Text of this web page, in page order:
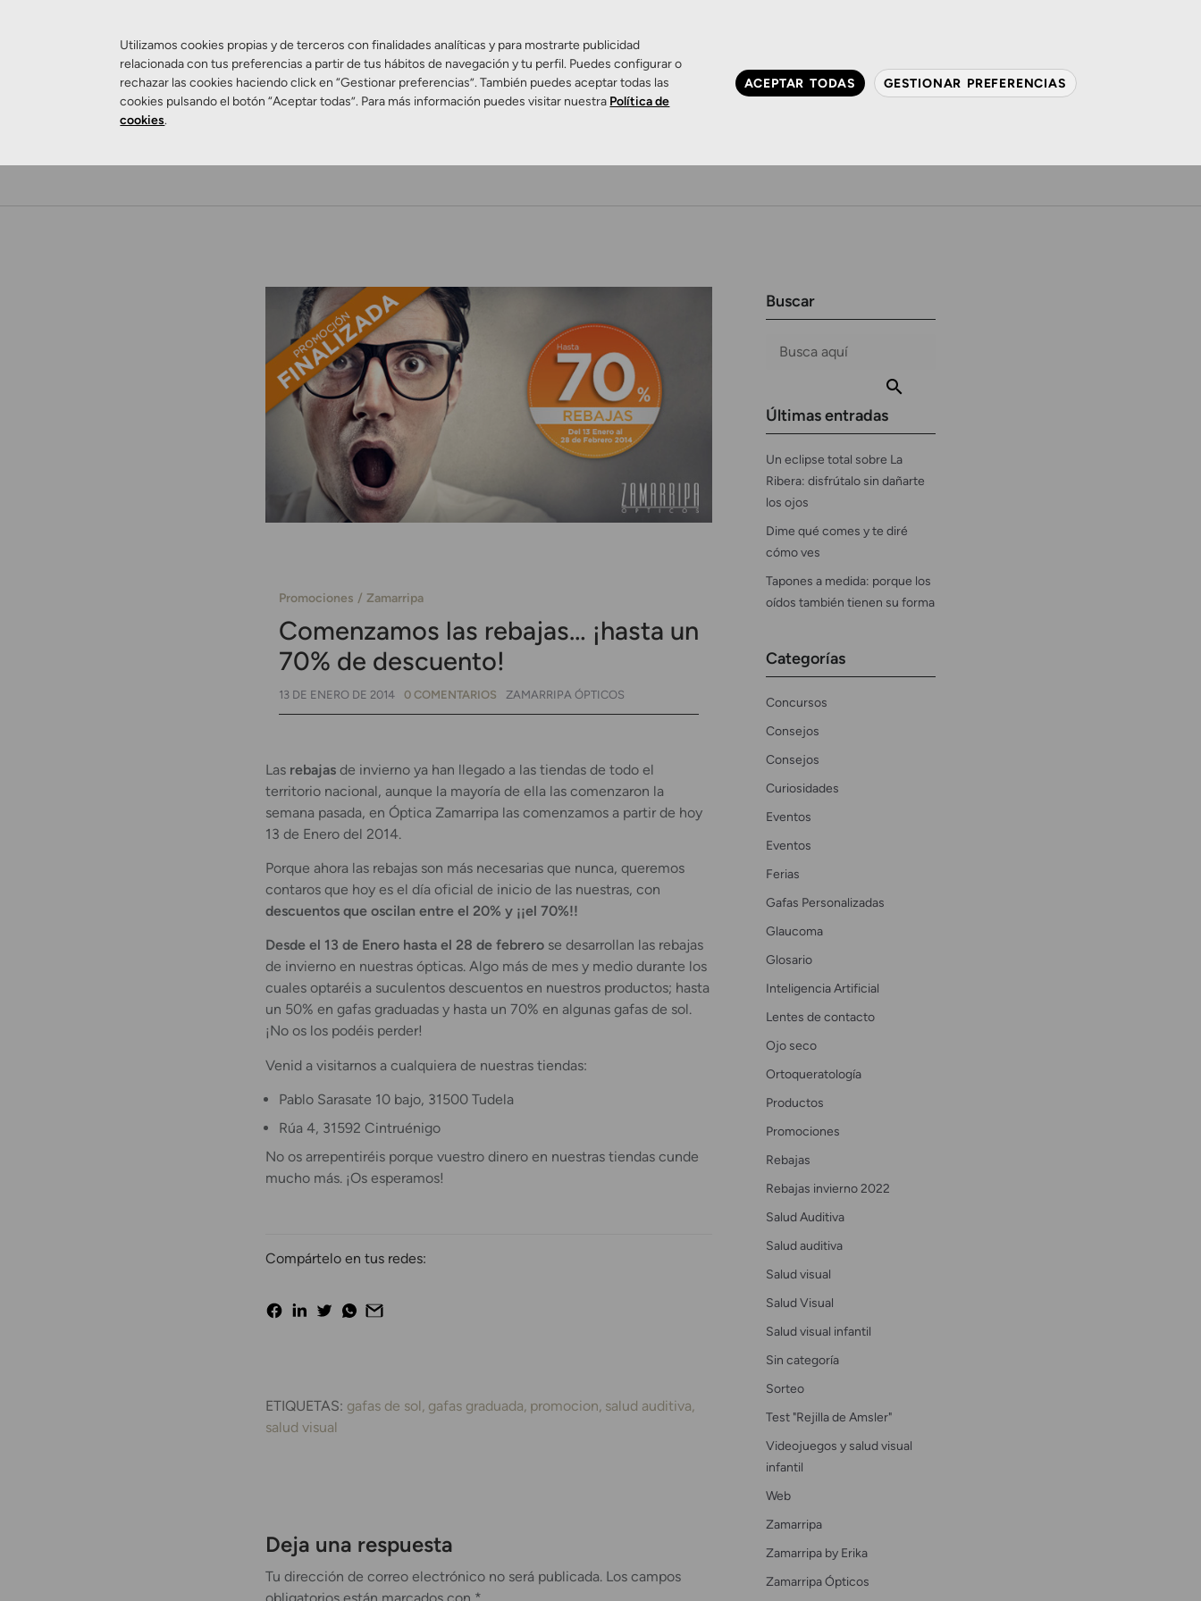
Promociones Zamarripa
Comenzamos las rebajas… ¡hasta un
70% de descuento!
13 DE ENERO DE 2014 0 COMENTARIOS ZAMARRIPA ÓPTICOS
Las rebajas de invierno ya han llegado a las tiendas de todo el
territorio nacional, aunque la mayoría de ella las comenzaron la
semana pasada, en Óptica Zamarripa las comenzamos a partir de hoy
13 de Enero del 2014.
Porque ahora las rebajas son más necesarias que nunca, queremos
contaros que hoy es el día oficial de inicio de las nuestras, con
descuentos que oscilan entre el 20% y ¡¡el 70%!!
Desde el 13 de Enero hasta el 28 de febrero se desarrollan las rebajas
de invierno en nuestras ópticas. Algo más de mes y medio durante los
cuales optaréis a suculentos descuentos en nuestros productos; hasta
un 50% en gafas graduadas y hasta un 70% en algunas gafas de sol.
¡No os los podéis perder!
Venid a visitarnos a cualquiera de nuestras tiendas:
Pablo Sarasate 10 bajo, 31500 Tudela
Rúa 4, 31592 Cintruénigo
No os arrepentiréis porque vuestro dinero en nuestras tiendas cunde
mucho más. ¡Os esperamos!
Compártelo en tus redes:
ETIQUETAS: gafas de sol gafas graduada promocion salud auditiva
salud visual
Deja una respuesta
Tu dirección de correo electrónico no será publicada. Los campos
Buscar
Últimas entradas
Un eclipse total sobre La
Ribera: disfrútalo sin dañarte
los ojos
Dime qué comes y te diré
cómo ves
Tapones a medida: porque los
oídos también tienen su forma
Categorías
Concursos
Consejos
Consejos
Curiosidades
Eventos
Eventos
Ferias
Gafas Personalizadas
Glaucoma
Glosario
Inteligencia Artificial
Lentes de contacto
Ojo seco
Ortoqueratología
Productos
Promociones
Rebajas
Rebajas invierno 2022
Salud Auditiva
Salud auditiva
Salud visual
Salud Visual
Salud visual infantil
Sin categoría
Sorteo
Test "Rejilla de Amsler"
Videojuegos y salud visual
infantil
Web
Zamarripa
Zamarripa by Erika
Zamarripa Ópticos
Utilizamos cookies propias y de terceros con finalidades analíticas y para mostrarte publicidad
relacionada con tus preferencias a partir de tus hábitos de navegación y tu perfil. Puedes configurar o
rechazar las cookies haciendo click en “Gestionar preferencias”. También puedes aceptar todas las
cookies pulsando el botón “Aceptar todas”. Para más información puedes visitar nuestra Política de
cookies.
ACEPTAR TODAS GESTIONAR PREFERENCIAS